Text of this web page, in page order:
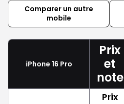
Comparer un autre
mobile
iPhone 16 Pro
Prix
et
note
Prix